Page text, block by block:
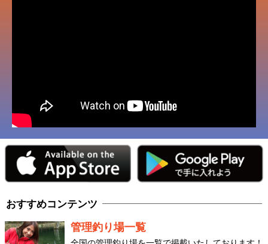
おすすめコンテンツ
管理釣り場一覧